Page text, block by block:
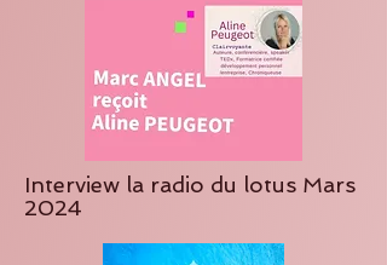
Interview la radio du lotus Mars
2024